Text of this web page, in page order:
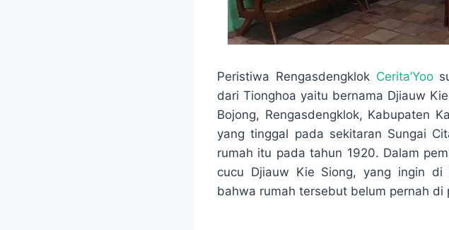
Peristiwa Rengasdengklok Cerita’Yoo
dari Tionghoa yaitu bernama Djiauw
Bojong, Rengasdengklok, Kabupaten
yang tinggal pada sekitaran Sungai
rumah itu pada tahun 1920. Dalam
cucu Djiauw Kie Siong, yang ingin di
bahwa rumah tersebut belum pernah di